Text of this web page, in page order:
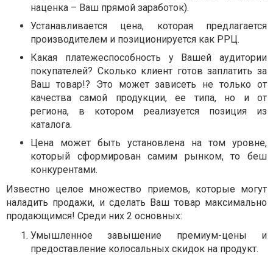
наценка – Ваш прямой заработок).
Устанавливается цена, которая предлагается
производителем и позиционируется как РРЦ.
Какая платежеспособность у Вашей аудитории
покупателей? Сколько клиент готов заплатить за
Ваш товар!? Это может зависеть не только от
качества самой продукции, ее типа, но и от
региона, в котором реализуется позиция из
каталога.
Цена может быть установлена на том уровне,
который сформирован самим рынком, то беш
конкурентами.
Известно целое множество приемов, которые могут
наладить продажи, и сделать Ваш товар максимально
продающимся! Среди них 2 основных:
Умышленное завышение премиум-цены и
предоставление колосальных скидок на продукт.